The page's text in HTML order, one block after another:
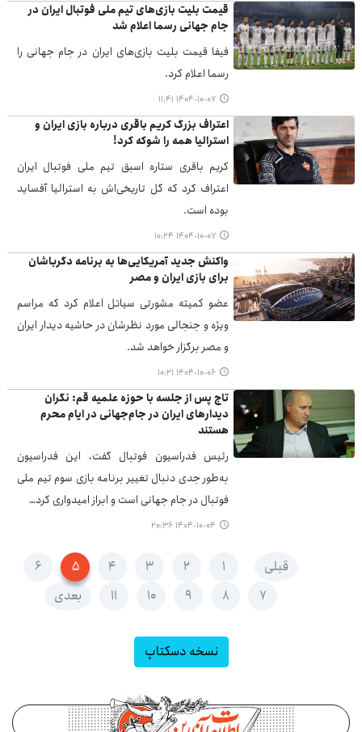
قیمت بلیت بازی‌های تیم ملی فوتبال ایران در
جام جهانی رسما اعلام شد
فیفا قیمت بلیت بازی‌های ایران در جام جهانی را
رسما اعلام کرد.
۱۴۰۴-۱۰-۰۷ ۱۱:۴۱
اعتراف بزرگ کریم باقری درباره بازی ایران و
استرالیا همه را شوکه کرد!
کریم باقری ستاره اسبق تیم ملی فوتبال ایران
اعتراف کرد که گل تاریخی‌اش به استرالیا آفساید
بوده است.
۱۴۰۴-۱۰-۰۷ ۱۰:۲۴
واکنش جدید آمریکایی‌ها به برنامه دگرباشان
برای بازی ایران و مصر
عضو کمیته مشورتی سیاتل اعلام کرد که مراسم
ویژه و جنجالی مورد نظرشان در حاشیه دیدار ایران
و مصر برگزار خواهد شد.
۱۴۰۴-۱۰-۰۶ ۱۰:۲۱
تاج پس از جلسه با حوزه علمیه قم: نگران
دیدارهای ایران در جام‌جهانی در ایام محرم
هستند
رئیس فدراسیون فوتبال گفت، این فدراسیون
به‌طور جدی دنبال تغییر برنامه بازی سوم تیم ملی
فوتبال در جام جهانی است و ابراز امیدواری کرد…
۱۴۰۴-۱۰-۰۴ ۲۰:۳۶
قبلی ۱ ۲ ۳ ۴ ۵
۶
۷
۸ ۹ ۱۰ ۱۱ بعدی
نسخه دسکتاپ